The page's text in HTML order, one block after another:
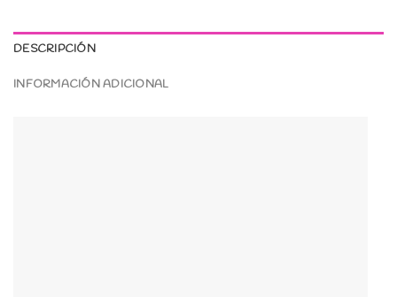
DESCRIPCIÓN
INFORMACIÓN ADICIONAL